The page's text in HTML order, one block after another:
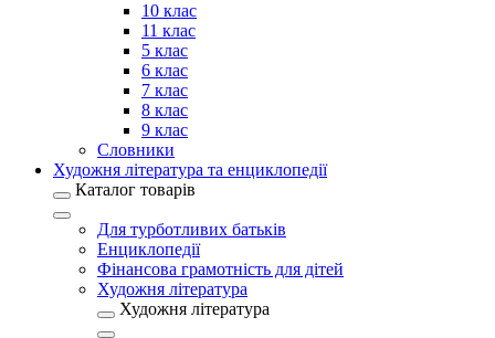
10 клас
11 клас
5 клас
6 клас
7 клас
8 клас
9 клас
Словники
Художня література та енциклопедії
Каталог товарів
Для турботливих батьків
Енциклопедії
Фінансова грамотність для дітей
Художня література
Художня література